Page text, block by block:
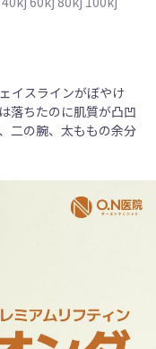
イスラインがぼやけ
落ちたのに肌質が凸凹
二の腕、太ももの余分